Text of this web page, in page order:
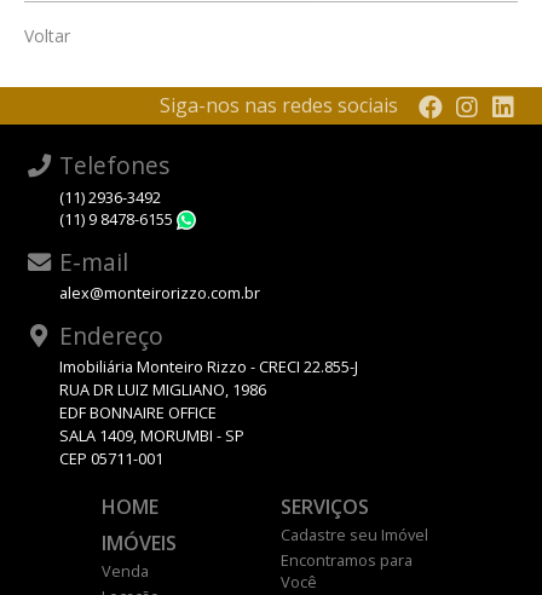
Voltar
Siga-nos nas redes sociais
Telefones
(11) 2936-3492
(11) 9 8478-6155
E-mail
alex@monteirorizzo.com.br
Endereço
Imobiliária Monteiro Rizzo - CRECI 22.855-J
RUA DR LUIZ MIGLIANO, 1986
EDF BONNAIRE OFFICE
SALA 1409, MORUMBI - SP
CEP 05711-001
HOME
IMÓVEIS
Venda
SERVIÇOS
Cadastre seu Imóvel
Encontramos para
Você